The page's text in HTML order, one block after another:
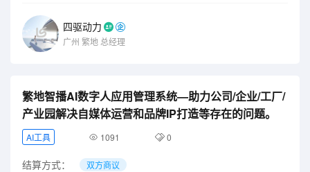
四驱动力
广州 繁地 总经理
繁地智播AI数字人应用管理系统—助力公司/企业/工厂/
产业园解决自媒体运营和品牌IP打造等存在的问题。
AI工具 1091 0
结算方式： 双方商议